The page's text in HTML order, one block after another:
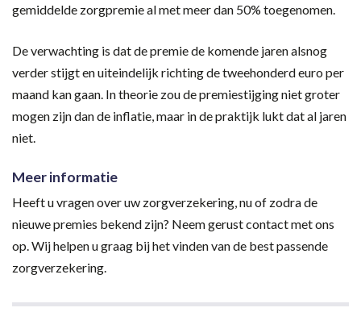
gemiddelde zorgpremie al met meer dan 50% toegenomen.
De verwachting is dat de premie de komende jaren alsnog
verder stijgt en uiteindelijk richting de tweehonderd euro per
maand kan gaan. In theorie zou de premiestijging niet groter
mogen zijn dan de inflatie, maar in de praktijk lukt dat al jaren
niet.
Meer informatie
Heeft u vragen over uw zorgverzekering, nu of zodra de
nieuwe premies bekend zijn? Neem gerust contact met ons
op. Wij helpen u graag bij het vinden van de best passende
zorgverzekering.